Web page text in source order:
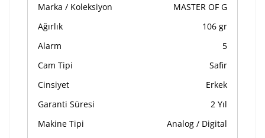
Marka / Koleksiyon
MASTER OF G
Ağırlık
106 gr
Alarm
5
Cam Tipi
Safir
Cinsiyet
Erkek
Garanti Süresi
2 Yıl
Makine Tipi
Analog / Digital